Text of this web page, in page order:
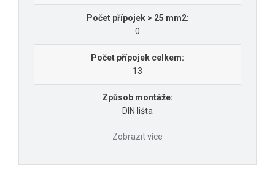
Počet přípojek > 25 mm2:
0
Počet přípojek celkem:
13
Způsob montáže:
DIN lišta
Zobrazit více